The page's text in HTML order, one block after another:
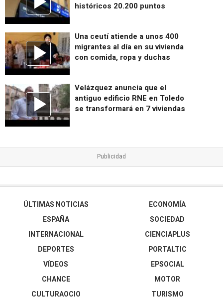
históricos 20.200 puntos
Una ceutí atiende a unos 400
migrantes al día en su vivienda
con comida, ropa y duchas
Velázquez anuncia que el
antiguo edificio RNE en Toledo
se transformará en 7 viviendas
ÚLTIMAS NOTICIAS
ESPAÑA
INTERNACIONAL
DEPORTES
VÍDEOS
ECONOMÍA
SOCIEDAD
CIENCIAPLUS
PORTALTIC
EPSOCIAL
CHANCE
CULTURAOCIO
MOTOR
TURISMO